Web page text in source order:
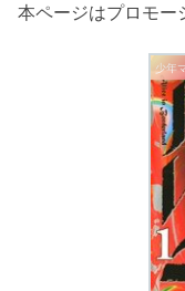
本ページはプロモー
少年